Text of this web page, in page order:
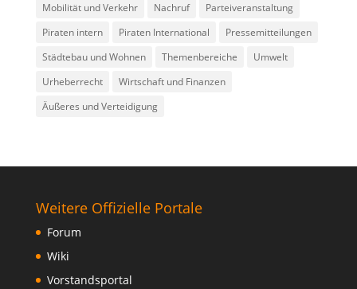
Mobilität und Verkehr
Nachruf
Parteiveranstaltung
Piraten intern
Piraten International
Pressemitteilungen
Städtebau und Wohnen
Themenbereiche
Umwelt
Urheberrecht
Wirtschaft und Finanzen
Äußeres und Verteidigung
Weitere Offizielle Portale
Forum
Wiki
Vorstandsportal